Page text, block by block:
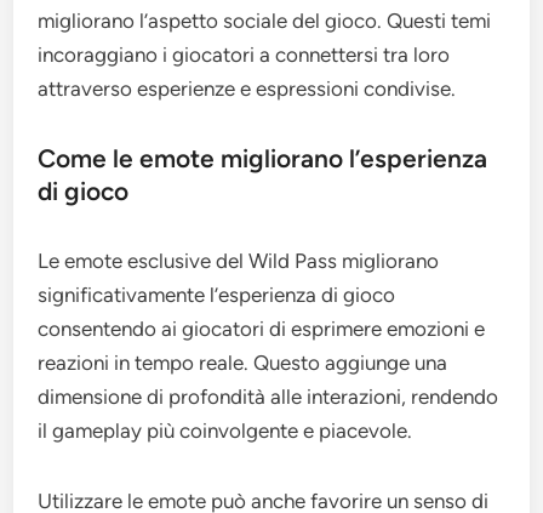
migliorano l’aspetto sociale del gioco. Questi temi
incoraggiano i giocatori a connettersi tra loro
attraverso esperienze e espressioni condivise.
Come le emote migliorano l’esperienza
di gioco
Le emote esclusive del Wild Pass migliorano
significativamente l’esperienza di gioco
consentendo ai giocatori di esprimere emozioni e
reazioni in tempo reale. Questo aggiunge una
dimensione di profondità alle interazioni, rendendo
il gameplay più coinvolgente e piacevole.
Utilizzare le emote può anche favorire un senso di